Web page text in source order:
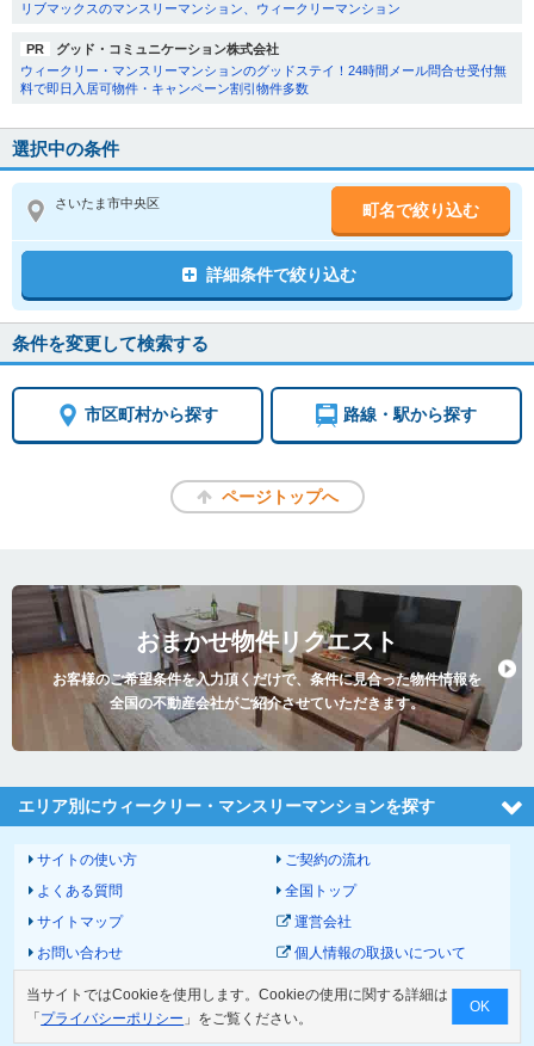
リブマックスのマンスリーマンション、ウィークリーマンション
PR
グッド・コミュニケーション株式会社
ウィークリー・マンスリーマンションのグッドステイ！24時間メール問合せ受付無
料で即日入居可物件・キャンペーン割引物件多数
選択中の条件
さいたま市中央区 町名で絞り込む
詳細条件で絞り込む
条件を変更して検索する
市区町村から探す 路線・駅から探す
ページトップへ
おまかせ物件リクエスト
お客様のご希望条件を入力頂くだけで、条件に見合った物件情報を
全国の不動産会社がご紹介させていただきます。
エリア別にウィークリー・マンスリーマンションを探す
サイトの使い方
ご契約の流れ
よくある質問
全国トップ
サイトマップ
運営会社
お問い合わせ
個人情報の取扱いについて
利用規約
物件掲載に関して
当サイトではCookieを使用します。Cookieの使用に関する詳細は
「 プライバシーポリシー 」をご覧ください。
OK